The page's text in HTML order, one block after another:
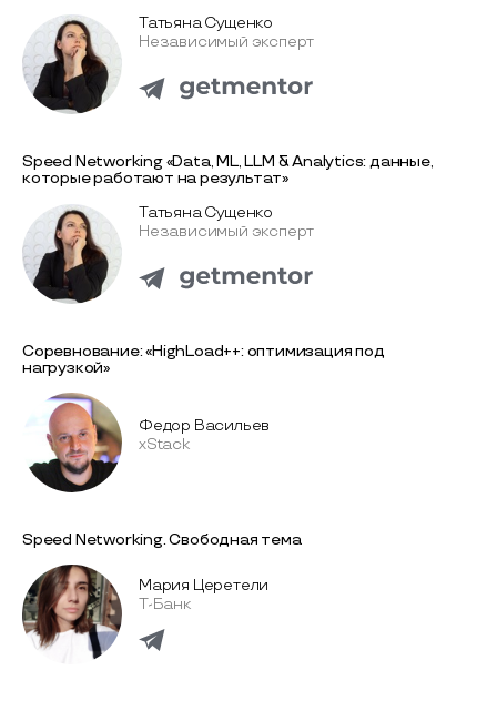
Татьяна Сущенко
Независимый эксперт
Speed Networking «Data, ML, LLM & Analytics: данные,
которые работают на результат»
Татьяна Сущенко
Независимый эксперт
Соревнование: «HighLoad++: оптимизация под
нагрузкой»
Федор Васильев
xStack
Speed Networking. Свободная тема
Мария Церетели
Т-Банк